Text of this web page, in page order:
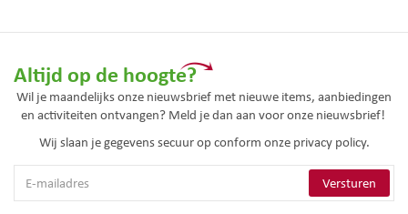
Altijd op de hoogte?
Wil je maandelijks onze nieuwsbrief met nieuwe items, aanbiedingen
en activiteiten ontvangen? Meld je dan aan voor onze nieuwsbrief!
Wij slaan je gegevens secuur op conform onze privacy policy.